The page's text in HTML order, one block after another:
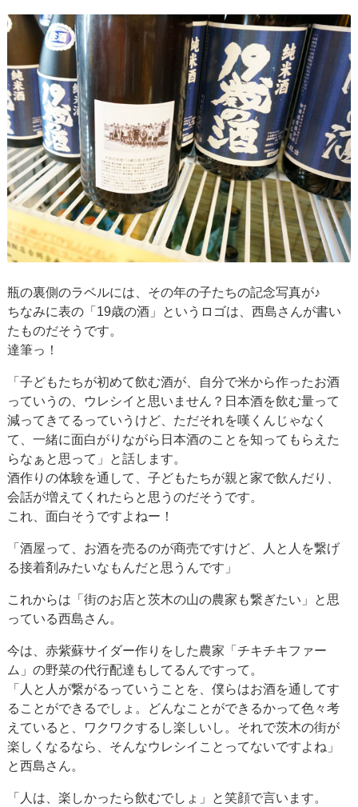
瓶の裏側のラベルには、その年の子たちの記念写真が♪
ちなみに表の「19歳の酒」というロゴは、西島さんが書い
たものだそうです。
達筆っ！
「子どもたちが初めて飲む酒が、自分で米から作ったお酒
っていうの、ウレシイと思いません？日本酒を飲む量って
減ってきてるっていうけど、ただそれを嘆くんじゃなく
て、一緒に面白がりながら日本酒のことを知ってもらえた
らなぁと思って」と話します。
酒作りの体験を通して、子どもたちが親と家で飲んだり、
会話が増えてくれたらと思うのだそうです。
これ、面白そうですよねー！
「酒屋って、お酒を売るのが商売ですけど、人と人を繋げ
る接着剤みたいなもんだと思うんです」
これからは「街のお店と茨木の山の農家も繋ぎたい」と思
っている西島さん。
今は、赤紫蘇サイダー作りをした農家「チキチキファー
ム」の野菜の代行配達もしてるんですって。
「人と人が繋がるっていうことを、僕らはお酒を通してす
ることができるでしょ。どんなことができるかって色々考
えていると、ワクワクするし楽しいし。それで茨木の街が
楽しくなるなら、そんなウレシイことってないですよね」
と西島さん。
「人は、楽しかったら飲むでしょ」と笑顔で言います。